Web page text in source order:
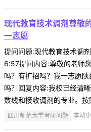
现代教育技术调剂尊敬
一志愿
提问问题:现代教育技术调
6:57提问内容:尊敬的老师
吗？有扩招吗？我一志愿
吗？回复内容:我校已经清
数线和接收调剂的专业。按
四川师范大学考研问题 本站